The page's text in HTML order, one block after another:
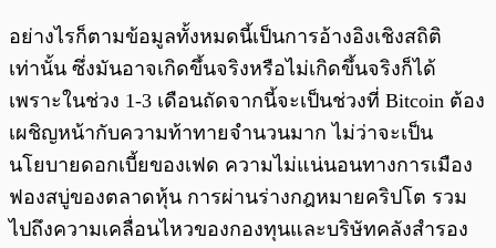
อย่างไรก็ตามข้อมูลทั้งหมดนี้เป็นการอ้างอิงเชิงสถิติ
เท่านั้น ซึ่งมันอาจเกิดขึ้นจริงหรือไม่เกิดขึ้นจริงก็ได้
เพราะในช่วง 1-3 เดือนถัดจากนี้จะเป็นช่วงที่ Bitcoin ต้อง
เผชิญหน้ากับความท้าทายจำนวนมาก ไม่ว่าจะเป็น
นโยบายดอกเบี้ยของเฟด ความไม่แน่นอนทางการเมือง
ฟองสบู่ของตลาดหุ้น การผ่านร่างกฎหมายคริปโต รวม
ไปถึงความเคลื่อนไหวของกองทุนและบริษัทคลังสำรอง